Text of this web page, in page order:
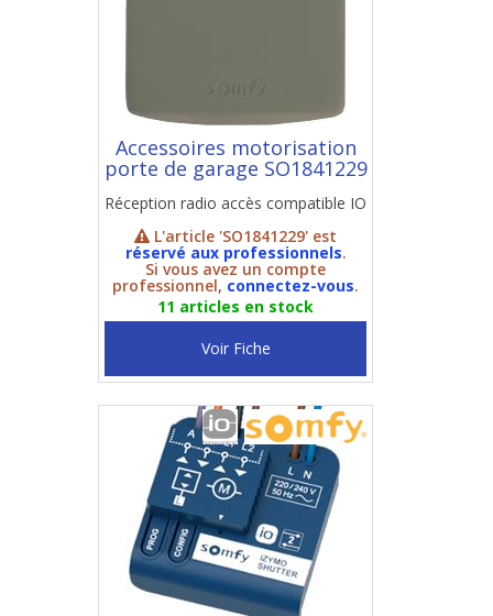
Accessoires motorisation
porte de garage SO1841229
Réception radio accès compatible IO
L'article 'SO1841229' est
réservé aux professionnels.
Si vous avez un compte
professionnel, connectez-vous.
11 articles en stock
Voir Fiche